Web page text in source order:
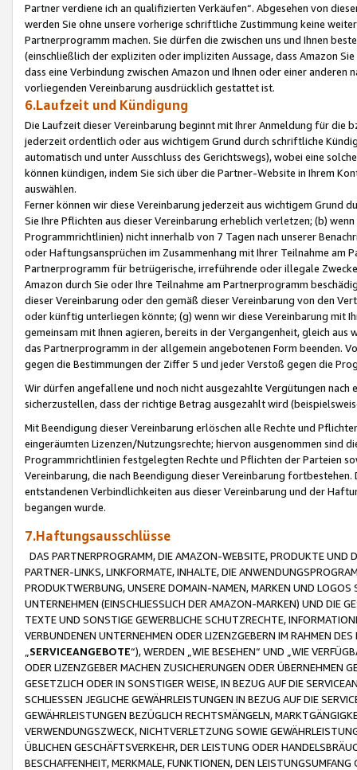
Partner verdiene ich an qualifizierten Verkäufen“. Abgesehen von
werden Sie ohne unsere vorherige schriftliche Zustimmung keine
Partnerprogramm machen. Sie dürfen die zwischen uns und Ihnen
(einschließlich der expliziten oder impliziten Aussage, dass Amazon
dass eine Verbindung zwischen Amazon und Ihnen oder einer
vorliegenden Vereinbarung ausdrücklich gestattet ist.
6.Laufzeit und Kündigung
Die Laufzeit dieser Vereinbarung beginnt mit Ihrer Anmeldung für die
jederzeit ordentlich oder aus wichtigem Grund durch schriftliche
automatisch und unter Ausschluss des Gerichtswegs), wobei eine
können kündigen, indem Sie sich über die Partner-Website in Ihrem
auswählen.
Ferner können wir diese Vereinbarung jederzeit aus wichtigem Grund
Sie Ihre Pflichten aus dieser Vereinbarung erheblich verletzen; (b)
Programmrichtlinien) nicht innerhalb von 7 Tagen nach unserer
oder Haftungsansprüchen im Zusammenhang mit Ihrer Teilnahme am
Partnerprogramm für betrügerische, irreführende oder illegale
Amazon durch Sie oder Ihre Teilnahme am Partnerprogramm
dieser Vereinbarung oder den gemäß dieser Vereinbarung von den
oder künftig unterliegen könnte; (g) wenn wir diese Vereinbarung mit
gemeinsam mit Ihnen agieren, bereits in der Vergangenheit, gleich
das Partnerprogramm in der allgemein angebotenen Form beenden.
gegen die Bestimmungen der Ziffer 5 und jeder Verstoß gegen die
Wir dürfen angefallene und noch nicht ausgezahlte Vergütungen
sicherzustellen, dass der richtige Betrag ausgezahlt wird
Mit Beendigung dieser Vereinbarung erlöschen alle Rechte und
eingeräumten Lizenzen/Nutzungsrechte; hiervon ausgenommen sind
Programmrichtlinien festgelegten Rechte und Pflichten der Parteien
Vereinbarung, die nach Beendigung dieser Vereinbarung
entstandenen Verbindlichkeiten aus dieser Vereinbarung und der
begangen wurde.
7.Haftungsausschlüsse
DAS PARTNERPROGRAMM, DIE AMAZON-WEBSITE, PRODUKTE UND
PARTNER-LINKS, LINKFORMATE, INHALTE, DIE
PRODUKTWERBUNG, UNSERE DOMAIN-NAMEN, MARKEN UND
UNTERNEHMEN (EINSCHLIESSLICH DER AMAZON-MARKEN) UND DIE
TEXTE UND SONSTIGE GEWERBLICHE SCHUTZRECHTE,
VERBUNDENEN UNTERNEHMEN ODER LIZENZGEBERN IM RAHMEN
SERVICEANGEBOTE“), WERDEN „WIE BESEHEN“ UND „WIE
ODER LIZENZGEBER MACHEN ZUSICHERUNGEN ODER ÜBERNEHMEN
GESETZLICH ODER IN SONSTIGER WEISE, IN BEZUG AUF DIE
SCHLIESSEN JEGLICHE GEWÄHRLEISTUNGEN IN BEZUG AUF DIE
GEWÄHRLEISTUNGEN BEZÜGLICH RECHTSMÄNGELN,
VERWENDUNGSZWECK, NICHTVERLETZUNG SOWIE
ÜBLICHEN GESCHÄFTSVERKEHR, DER LEISTUNG ODER
BESCHAFFENHEIT, MERKMALE, FUNKTIONEN, DEN